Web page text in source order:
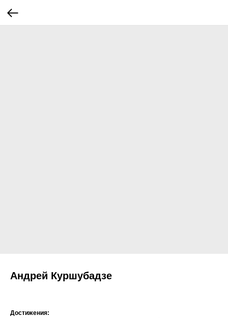
Андрей Куршубадзе
Достижения: